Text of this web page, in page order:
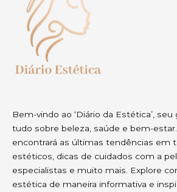
Bem-vindo ao ‘Diário da Estética’, seu
tudo sobre beleza, saúde e bem-
encontrará as últimas tendências em
estéticos, dicas de cuidados com a
especialistas e muito mais. Explore
estética de maneira informativa e